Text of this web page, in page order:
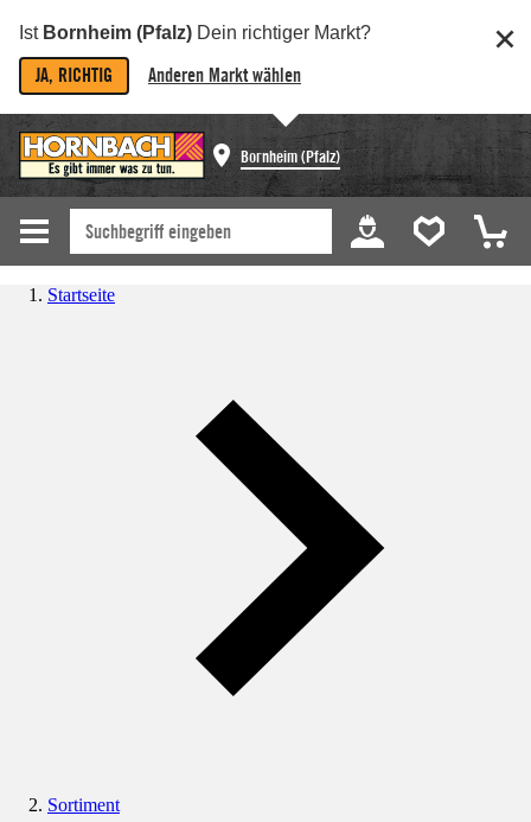
Ist Bornheim (Pfalz) Dein richtiger Markt?
JA, RICHTIG Anderen Markt wählen
Bornheim (Pfalz)
Startseite
Sortiment